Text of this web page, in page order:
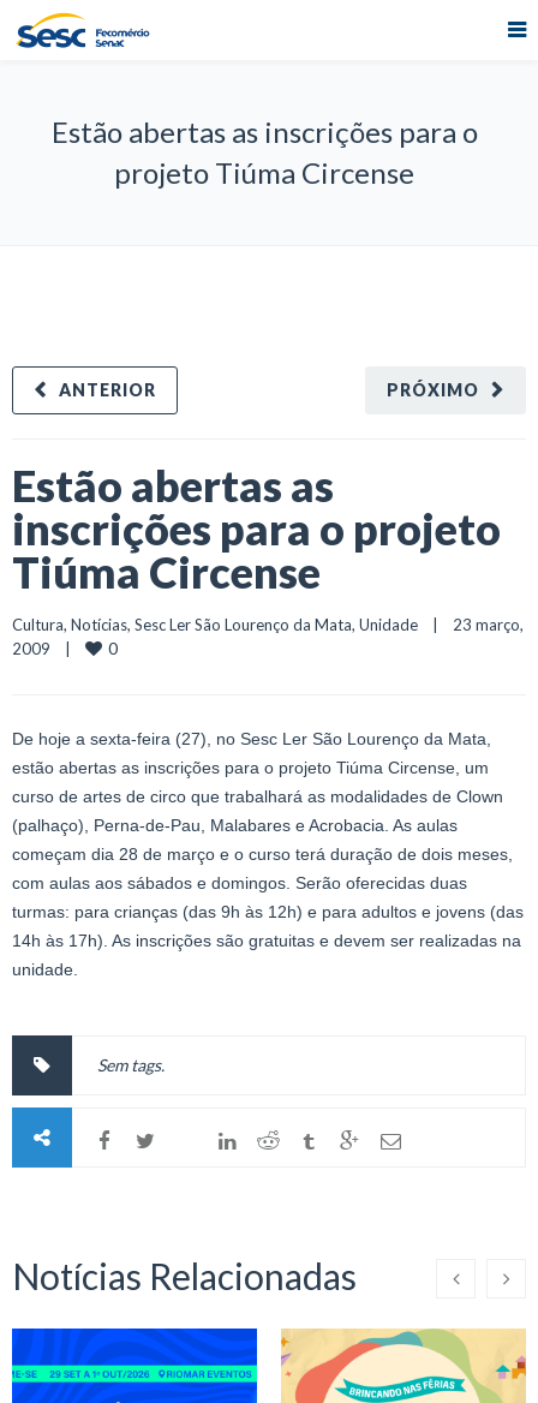
Estão abertas as inscrições para o
projeto Tiúma Circense
PRÓXIMO
ANTERIOR
Estão abertas as
inscrições para o projeto
Tiúma Circense
Cultura, Notícias, Sesc Ler São Lourenço da Mata, Unidade
    |    23 março,
2009    |
0
De hoje a sexta-feira (27), no Sesc Ler São Lourenço da Mata,
estão abertas as inscrições para o projeto Tiúma Circense, um
curso de artes de circo que trabalhará as modalidades de Clown
(palhaço), Perna-de-Pau, Malabares e Acrobacia. As aulas
começam dia 28 de março e o curso terá duração de dois meses,
com aulas aos sábados e domingos. Serão oferecidas duas
turmas: para crianças (das 9h às 12h) e para adultos e jovens (das
14h às 17h). As inscrições são gratuitas e devem ser realizadas na
unidade.
Sem tags.
Notícias Relacionadas